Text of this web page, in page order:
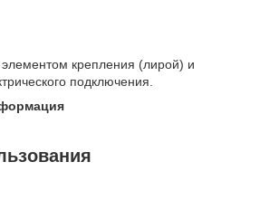
крепления (лирой) и
подключения.